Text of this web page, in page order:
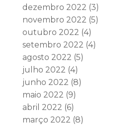
dezembro 2022 (3)
novembro 2022 (5)
outubro 2022 (4)
setembro 2022 (4)
agosto 2022 (5)
julho 2022 (4)
junho 2022 (8)
maio 2022 (9)
abril 2022 (6)
março 2022 (8)